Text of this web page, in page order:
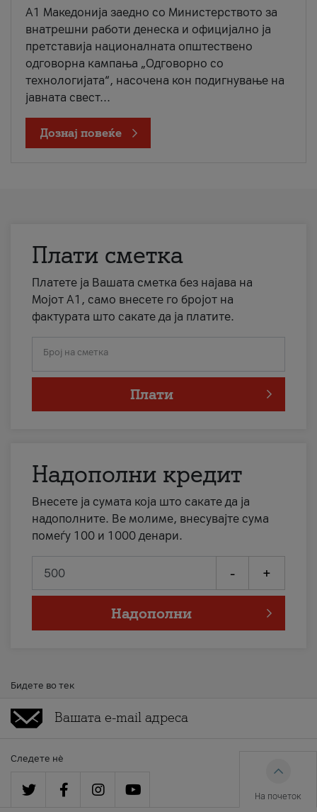
A1 Македонија заедно со Министерството за
внатрешни работи денеска и официјално ја
претставија националната општествено
одговорна кампања „Одговорно со
технологијата“, насочена кон подигнување на
јавната свест...
Дознај повеќе
Плати сметка
Платете ја Вашата сметка без најава на
Мојот А1, само внесете го бројот на
фактурата што сакате да ја платите.
Број на сметка
Плати
Надополни кредит
Внесете ја сумата која што сакате да ја
надополните. Ве молиме, внесувајте сума
помеѓу 100 и 1000 денари.
- +
Надополни
Бидете во тек
Следете нè
На почеток